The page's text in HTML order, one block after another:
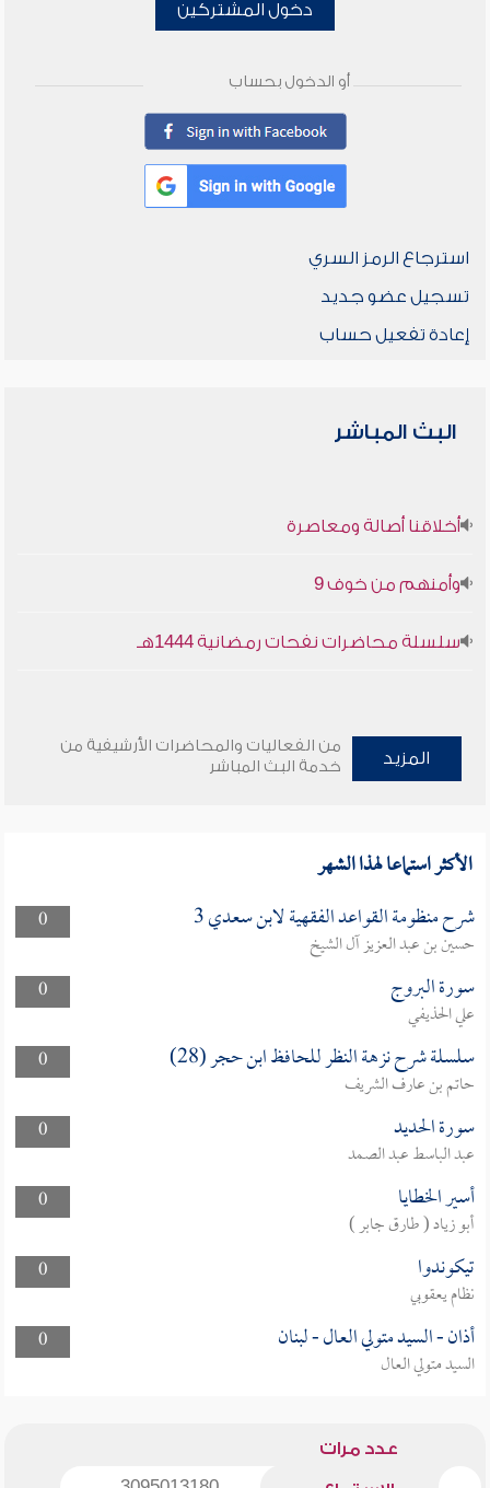
دخول المشتركين
أو الدخول بحساب
استرجاع الرمز السري
تسجيل عضو جديد
إعادة تفعيل حساب
البث المباشر
أخلاقنا أصالة ومعاصرة
وأمنهم من خوف 9
سلسلة محاضرات نفحات رمضانية 1444هـ
المزيد
من الفعاليات والمحاضرات الأرشيفية من
خدمة البث المباشر
الأكثر استماعا لهذا الشهر
0 شرح منظومة القواعد الفقهية لابن سعدي 3
حسين بن عبد العزيز آل الشيخ
0
سورة البروج
علي الحذيفي
0
سلسلة شرح نزهة النظر للحافظ ابن حجر (28)
حاتم بن عارف الشريف
0
سورة الحديد
عبد الباسط عبد الصمد
0
أسير الخطايا
أبو زياد ( طارق جابر )
0
تيكوندوا
نظام يعقوبي
0
أذان - السيد متولي العال - لبنان
السيد متولي العال
عدد مرات